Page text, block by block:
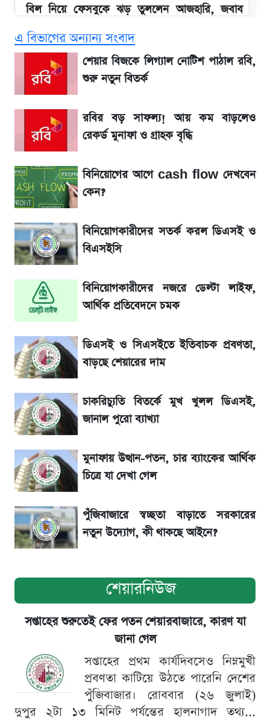
বিল নিয়ে ফেসবুকে ঝড় তুললেন আজহারি, জবাব
বাংলাদেশ নিয়ে যা বললেন সজীব ওয়াজেদ জয়
২ লাখ মানুষ অপেক্ষায়, কিন্তু দেখা গেল না শেখ
হাসিনাকে! এরপর যা ঘটল...
আগামী ৪ দিনের আবহাওয়া নিয়ে বড় সতর্কবার্তা
লিটনকে নিয়ে টিম ম্যানেজমেন্টের নতুন পরিকল্পনা
আগামীকালই স্পষ্ট হবে এসএসসি ফল প্রকাশের
তারিখ
ঘোষ
শেখ হাসিনার দেশে ফেরা নিয়ে যা বললেন রুমিন
ফারহানা
লাফিয়ে বাড়ল স্বর্ণের দাম, এক মাসের মধ্যে সর্বোচ্চ
রেকর্ড
৬ আগস্ট দেশের বাজারে স্বর্ণের দাম
শেখ হাসিনার বক্তব্য ঘিরে ভারতকে কড়া বার্তা
বাংলাদেশের
এ বিভাগের অন্যান্য সংবাদ
শেয়ার বিজকে লিগ্যাল নোটিশ পাঠাল রবি,
শুরু নতুন বিতর্ক
রবির বড় সাফল্য! আয় কম বাড়লেও
রেকর্ড মুনাফা ও গ্রাহক বৃদ্ধি
বিনিয়োগের আগে cash flow দেখবেন
কেন?
বিনিয়োগকারীদের সতর্ক করল ডিএসই ও
বিএসইসি
বিনিয়োগকারীদের নজরে ডেল্টা লাইফ,
আর্থিক প্রতিবেদনে চমক
ডিএসই ও সিএসইতে ইতিবাচক প্রবণতা,
বাড়ছে শেয়ারের দাম
চাকরিচ্যুতি বিতর্কে মুখ খুলল ডিএসই,
জানাল পুরো ব্যাখ্যা
মুনাফায় উত্থান-পতন, চার ব্যাংকের আর্থিক
চিত্রে যা দেখা গেল
পুঁজিবাজারে স্বচ্ছতা বাড়াতে সরকারের
নতুন উদ্যোগ, কী থাকছে আইনে?
শেয়ারনিউজ
সপ্তাহের শুরুতেই ফের পতন শেয়ারবাজারে, কারণ যা
জানা গেল
সপ্তাহের প্রথম কার্যদিবসেও নিম্নমুখী
প্রবণতা কাটিয়ে উঠতে পারেনি দেশের
পুঁজিবাজার। রোববার (২৬ জুলাই)
দুপুর ২টা ১৩ মিনিট পর্যন্তের হালনাগাদ তথ্য...